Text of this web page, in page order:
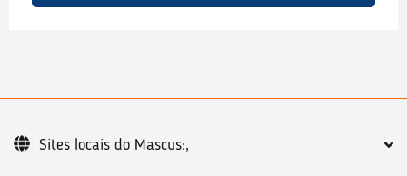
Sites locais do Mascus:,